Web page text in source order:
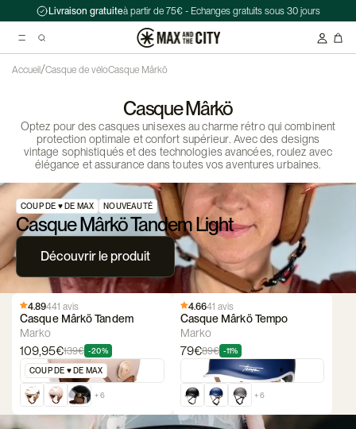
Livraison gratuiteà partir de 75€ - Echanges gratuits sous 30 jours
Antivol chaîne Kryptonite Evolution Series 4 1090 - 90 cm
Casque Abus HUD-Y ACE
Double sacoche Porte-Bagage - Ortlieb - Back-Roller Classic
Accueil/Casque de véloCasque Mârkö
Casque Mârkö
Optez pour des casques unisexes au charme rétro qui combinent
protection optimale et confort supérieur. Avec des designs
vintage sophistiqués et des technologies avancées, roulez avec
élégance et assurance dans toutes vos aventures urbaines.
COUP DE ♥️ DE MAX NOUVEAUTÉ
Casque Mârkö Tandem Light
Découvrir le produit
4.89441 avis
Casque Mârkö Tandem
Marko
109,95€139€ -20%
COUP DE ♥️ DE MAX
+ 6
4.6641 avis
Casque Mârkö Tempo
Marko
79€89€ -11%
+ 6